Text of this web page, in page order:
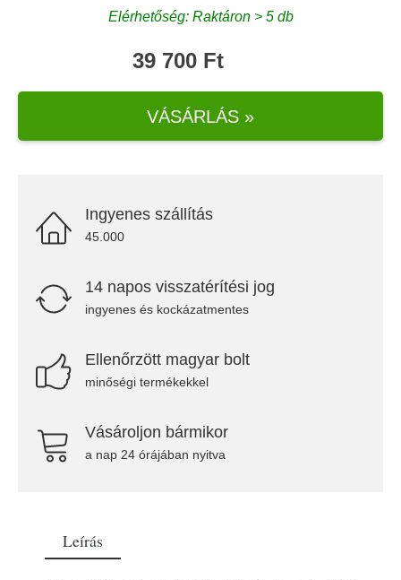
Elérhetőség: Raktáron > 5 db
39 700 Ft
VÁSÁRLÁS »
Ingyenes szállítás
45.000
14 napos visszatérítési jog
ingyenes és kockázatmentes
Ellenőrzött magyar bolt
minőségi termékekkel
Vásároljon bármikor
a nap 24 órájában nyitva
Leírás